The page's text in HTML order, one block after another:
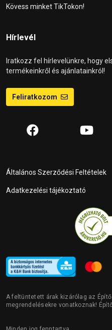
Kövess minket TikTokon!
Hírlevél
Iratkozz fel hírlevelünkre, hogy
termékeinkről és ajánlatainkról!
Feliratkozom
Általános Szerződési Feltételek
Adatkezelési tájékoztató
A feltüntetett árak kizárólag az
megrendelésekre vonatkoznak!